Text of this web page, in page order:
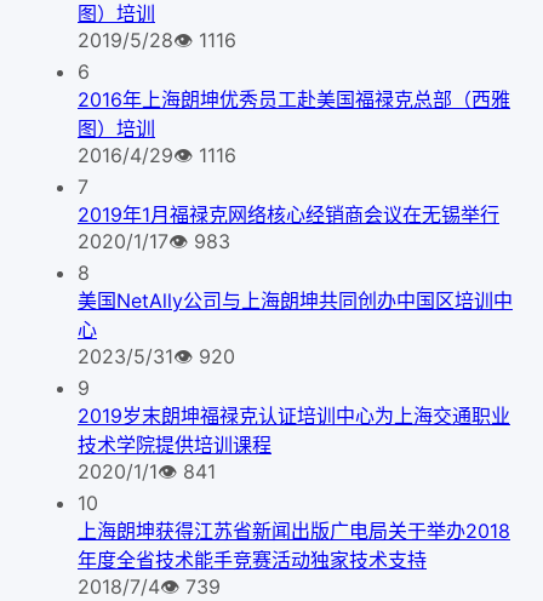
图）培训
2019/5/28👁 1116
6
2016年上海朗坤优秀员工赴美国福禄克总部（西雅
图）培训
2016/4/29👁 1116
7
2019年1月福禄克网络核心经销商会议在无锡举行
2020/1/17👁 983
8
美国NetAlly公司与上海朗坤共同创办中国区培训中
心
2023/5/31👁 920
9
2019岁末朗坤福禄克认证培训中心为上海交通职业
技术学院提供培训课程
2020/1/1👁 841
10
上海朗坤获得江苏省新闻出版广电局关于举办2018
年度全省技术能手竞赛活动独家技术支持
2018/7/4👁 739